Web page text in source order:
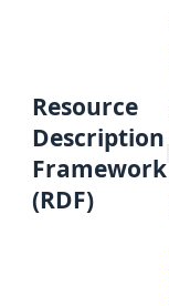
Resource
Description
Framework
(RDF)